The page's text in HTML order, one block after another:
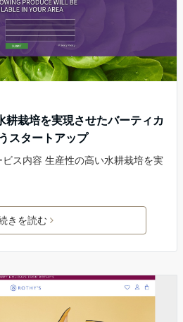
耕栽培を実現させたバーティカ
スタートアップ
ス内容 生産性の高い水耕栽培を実
きを読む